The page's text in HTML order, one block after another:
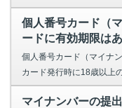
個人番号カード（
ードに有効期限は
個人番号カード（マイナ
カード発行時に18歳以上
マイナンバーの提